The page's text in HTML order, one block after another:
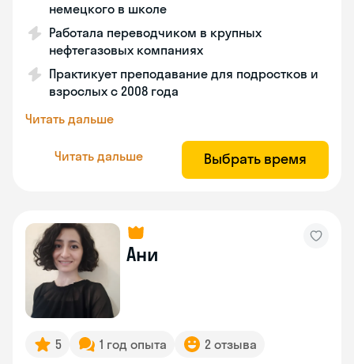
немецкого в школе
Работала переводчиком в крупных
нефтегазовых компаниях
Практикует преподавание для подростков и
взрослых с 2008 года
Читать дальше
Читать дальше Выбрать время
Ани
5 1 год опыта 2 отзыва